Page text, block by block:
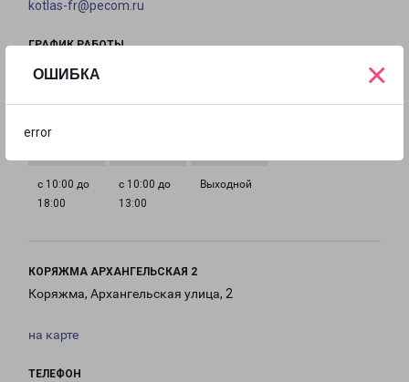
ОШИБКА
error
×
kotlas-fr@pecom.ru
ГРАФИК РАБОТЫ
с 10:00 до
с 10:00 до
с 10:00 до
с 10:00 до
с 10:00 до
18:00
с 10:00 до
13:00
Выходной
КОРЯЖМА АРХАНГЕЛЬСКАЯ 2
Коряжма, Архангельская улица, 2
на карте
ТЕЛЕФОН